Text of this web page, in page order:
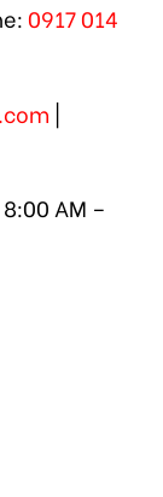
0917 014
|
AM –